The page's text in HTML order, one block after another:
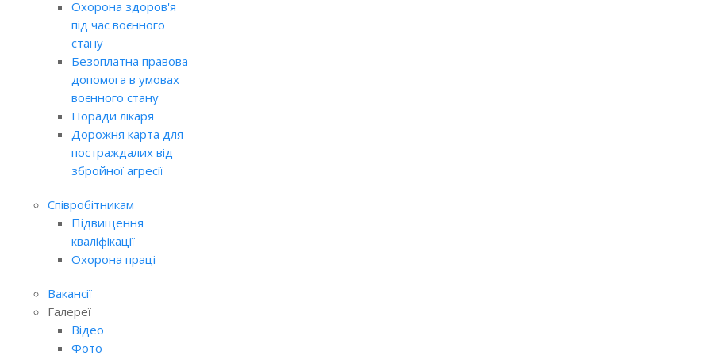
Охорона здоров'я
під час воєнного
стану
Безоплатна правова
допомога в умовах
воєнного стану
Поради лікаря
Дорожня карта для
постраждалих від
збройної агресії
Співробітникам
Підвищення
кваліфікації
Охорона праці
Вакансії
Галереї
Відео
Фото